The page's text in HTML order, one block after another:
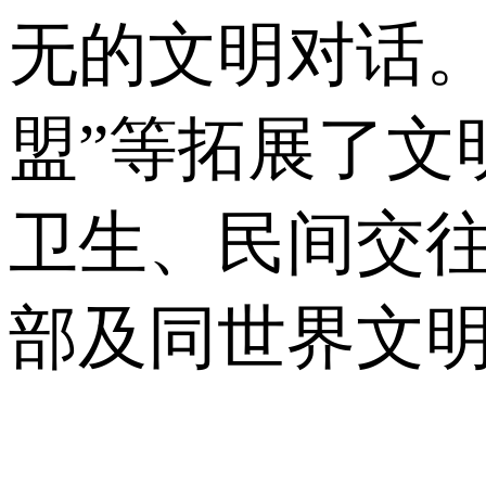
无的文明对话
盟”等拓展了
卫生、民间交
部及同世界文